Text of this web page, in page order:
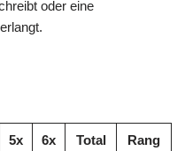
oder eine
5x 6x Total Rang